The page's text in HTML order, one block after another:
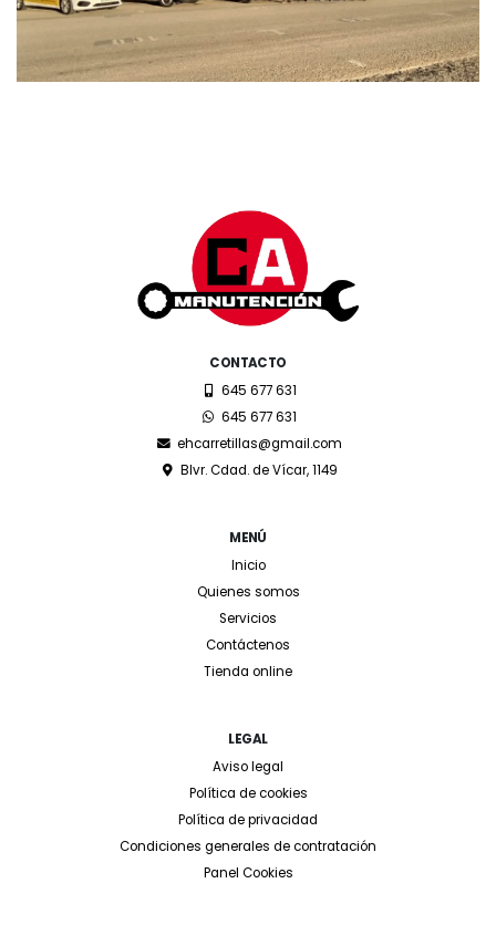
CONTACTO
645 677 631
645 677 631
ehcarretillas@gmail.com
Blvr. Cdad. de Vícar, 1149
MENÚ
Inicio
Quienes somos
Servicios
Contáctenos
Tienda online
LEGAL
Aviso legal
Política de cookies
Política de privacidad
Condiciones generales de contratación
Panel Cookies